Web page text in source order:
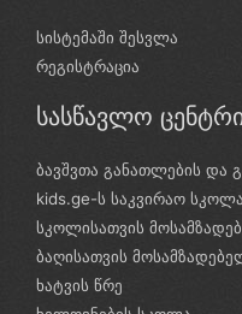
სისტემაში შესვლა
რეგისტრაცია
სასწავლო
ბავშვთა განათლების და
kids.ge-ს საკვირაო სკოლა
სკოლისათვის
ბაღისათვის
ხატვის წრე